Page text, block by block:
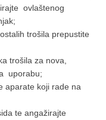
ovlaštenog
trošila prepustite
trošila za nova,
uporabu;
aparate koji rade na
te angažirajte